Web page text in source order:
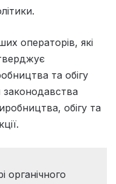
операторів, які
та обігу
законодавства
обігу та
органічного